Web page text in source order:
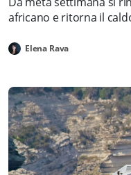
africano e ritorna il
Elena Rava